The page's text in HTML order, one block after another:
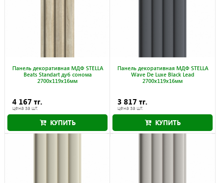
Панель декоративная МДФ STELLA
Beats Standart дуб сонома
2700x119x16мм
4 167 тг.
цена за шт.
КУПИТЬ
Панель декоративная МДФ STELLA
Wave De Luxe Black Lead
2700x119x16мм
3 817 тг.
цена за шт.
КУПИТЬ